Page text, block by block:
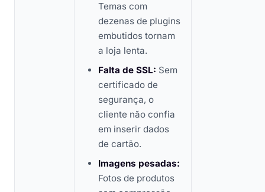
Temas com
dezenas de plugins
embutidos tornam
a loja lenta.
Falta de SSL: Sem
certificado de
segurança, o
cliente não confia
em inserir dados
de cartão.
Imagens pesadas:
Fotos de produtos